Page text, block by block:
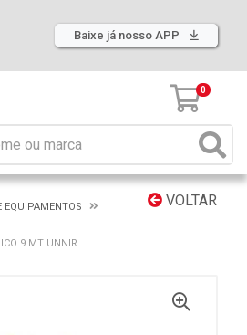
Baixe já nosso APP
0
VOLTAR
EQUIPAMENTOS
9 MT UNNIR